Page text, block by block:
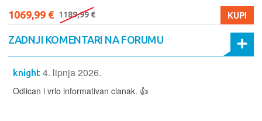
1069,99 € 1189,99 € KUPI
ZADNJI KOMENTARI NA FORUMU
knight 4. lipnja 2026.
Odlican i vrlo informativan clanak. 👍